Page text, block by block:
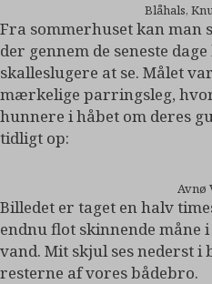
Blåhals,
Fra sommerhuset kan man
der gennem de seneste
skalleslugere at se. Målet
mærkelige parringsleg,
hunnere i håbet om deres
tidligt op:
Avnø
Billedet er taget en halv
endnu flot skinnende måne
vand. Mit skjul ses nederst
resterne af vores bådebro.